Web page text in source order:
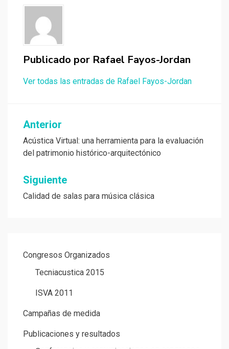
Publicado por Rafael Fayos-Jordan
Ver todas las entradas de Rafael Fayos-Jordan
Navegación
de
entradas
Anterior
Acústica Virtual: una herramienta para la evaluación
del patrimonio histórico-arquitectónico
Siguiente
Calidad de salas para música clásica
Congresos Organizados
Tecniacustica 2015
ISVA 2011
Campañas de medida
Publicaciones y resultados